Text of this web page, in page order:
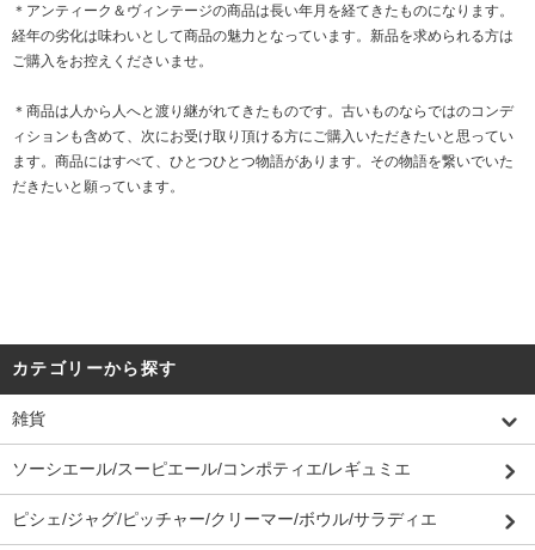
＊アンティーク＆ヴィンテージの商品は長い年月を経てきたものになります。
経年の劣化は味わいとして商品の魅力となっています。新品を求められる方は
ご購入をお控えくださいませ。
＊商品は人から人へと渡り継がれてきたものです。古いものならではのコンデ
ィションも含めて、次にお受け取り頂ける方にご購入いただきたいと思ってい
ます。商品にはすべて、ひとつひとつ物語があります。その物語を繋いでいた
だきたいと願っています。
カテゴリーから探す
雑貨
ソーシエール/スーピエール/コンポティエ/レギュミエ
ピシェ/ジャグ/ピッチャー/クリーマー/ボウル/サラディエ